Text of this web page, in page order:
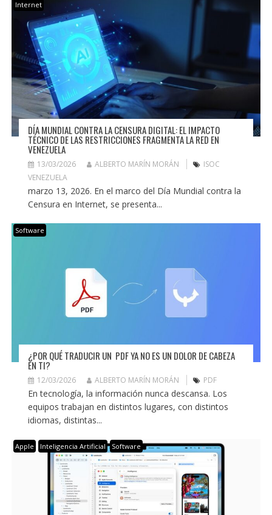
Internet
DÍA MUNDIAL CONTRA LA CENSURA DIGITAL: EL IMPACTO
TÉCNICO DE LAS RESTRICCIONES FRAGMENTA LA RED EN
VENEZUELA
13/03/2026 ALBERTO MARÍN MORÁN
ISOC
VENEZUELA
marzo 13, 2026. En el marco del Día Mundial contra la
Censura en Internet, se presenta...
Software
¿POR QUÉ TRADUCIR UN PDF YA NO ES UN DOLOR DE CABEZA
EN TI?
12/03/2026 ALBERTO MARÍN MORÁN PDF
En tecnología, la información nunca descansa. Los
equipos trabajan en distintos lugares, con distintos
idiomas, distintas...
Apple Inteligencia Artificial Software